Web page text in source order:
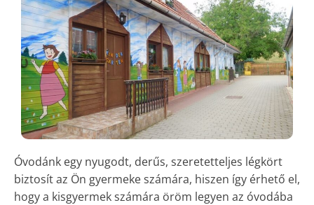
Óvodánk egy nyugodt, derűs, szeretetteljes légkört
biztosít az Ön gyermeke számára, hiszen így érhető el,
hogy a kisgyermek számára öröm legyen az óvodába